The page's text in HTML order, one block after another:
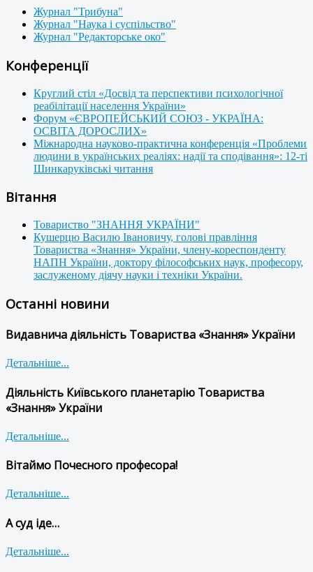
Журнал "Трибуна"
Журнал "Наука і суспільство"
Журнал "Редакторське око"
Конференції
Круглий стіл «Досвід та перспективи психологічної
реабілітації населення України»
Форум «ЄВРОПЕЙСЬКИЙ СОЮЗ - УКРАЇНА:
ОСВІТА ДОРОСЛИХ»
Міжнародна науково-практична конференція «Проблеми
людини в українських реаліях: надії та сподівання»: 12-ті
Шинкаруківські читання
Вітання
Товариство "ЗНАННЯ УКРАЇНИ"
Кушерцю Василю Івановичу, голові правління
Товариства «Знання» України, члену-кореспонденту
НАПН України, доктору філософських наук, професору,
заслуженому діячу науки і техніки України.
Останні новини
Видавнича діяльність Товариства «Знання» України
Детальніше...
Діяльність Київського планетарію Товариства
«Знання» України
Детальніше...
Вітаймо Почесного професора!
Детальніше...
А суд іде…
Детальніше...